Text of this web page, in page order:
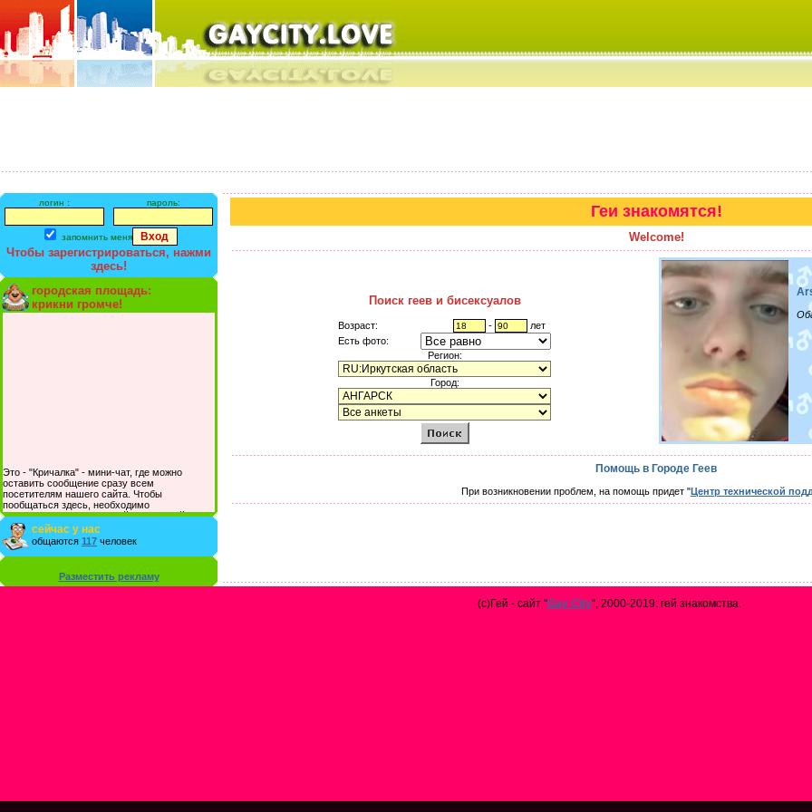
логин : пароль:
запомнить меня
Чтобы зарегистрироваться, нажми
здесь!
городская площадь:
крикни громче!
Это - "Кричалка" - мини-чат, где можно
оставить сообщение сразу всем
посетителям нашего сайта. Чтобы
пообщаться здесь, необходимо
зарегистрироваться на сайте и/или войти со
своими логином и паролем.
сейчас у нас
общаются 117 человек
Разместить рекламу
Геи знакомятся!
Welcome!
Поиск геев и бисексуалов
Возраст: -
лет
Есть фото:
Регион:
Город:
Помощь в Городе Геев
При возникновении проблем, на помощь придет "Центр технической
(с)Гей - сайт "Gay City", 2000-2019: гей знакомства.